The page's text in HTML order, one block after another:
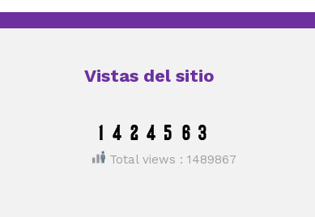
Vistas del sitio
Total views : 1489867